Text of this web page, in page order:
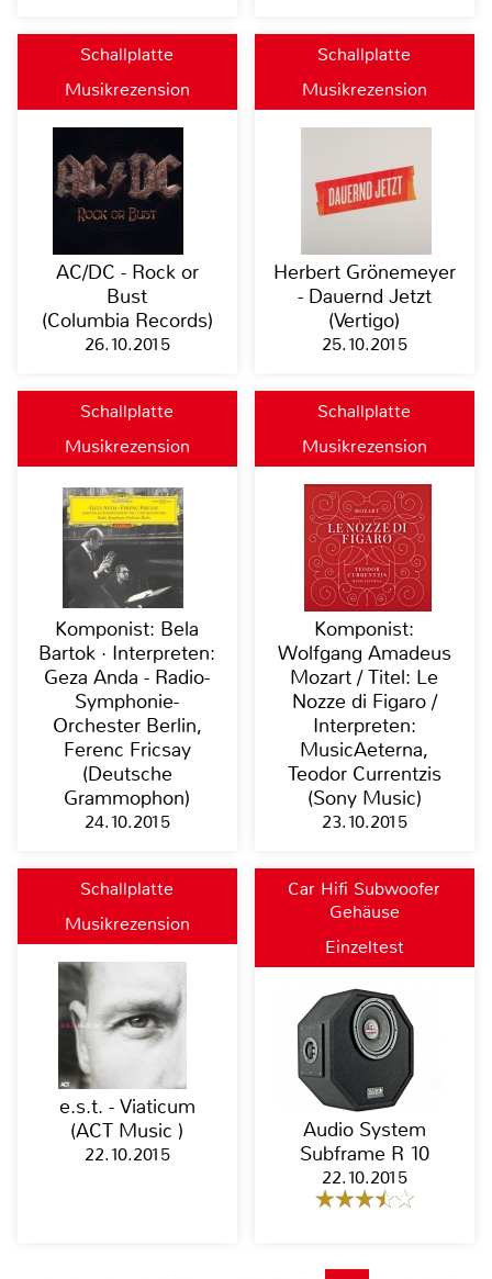
Schallplatte
Musikrezension
AC/DC - Rock or
Bust
(Columbia Records)
26.10.2015
Schallplatte
Musikrezension
Herbert Grönemeyer
- Dauernd Jetzt
(Vertigo)
25.10.2015
Schallplatte
Musikrezension
Komponist: Bela
Bartok · Interpreten:
Geza Anda - Radio-
Symphonie-
Orchester Berlin,
Ferenc Fricsay
(Deutsche
Grammophon)
24.10.2015
Schallplatte
Musikrezension
Komponist:
Wolfgang Amadeus
Mozart / Titel: Le
Nozze di Figaro /
Interpreten:
MusicAeterna,
Teodor Currentzis
(Sony Music)
23.10.2015
Schallplatte
Musikrezension
e.s.t. - Viaticum
(ACT Music )
22.10.2015
Car Hifi Subwoofer
Gehäuse
Einzeltest
Audio System
Subframe R 10
22.10.2015